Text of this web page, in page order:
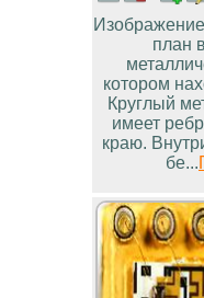
план
котором
Круглый
имеет
краю.
бе...